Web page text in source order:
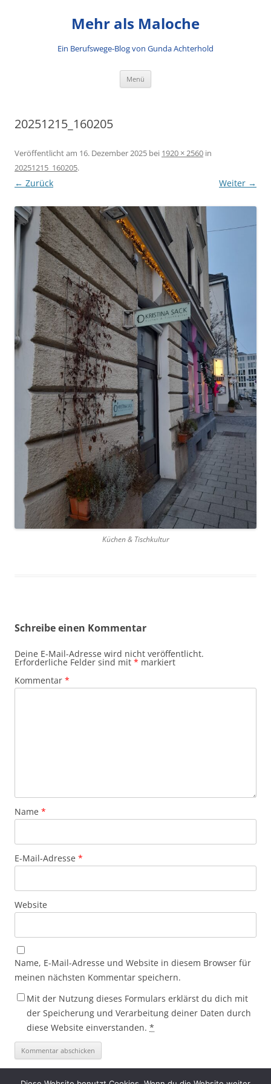
Mehr als Maloche
Ein Berufswege-Blog von Gunda Achterhold
Menü
20251215_160205
Veröffentlicht am 16. Dezember 2025 bei 1920 × 2560 in
20251215_160205.
← Zurück Weiter →
Küchen & Tischkultur
Schreibe einen Kommentar
Deine E-Mail-Adresse wird nicht veröffentlicht.
Erforderliche Felder sind mit * markiert
Kommentar *
Name *
E-Mail-Adresse *
Website
Name, E-Mail-Adresse und Website in diesem Browser für
meinen nächsten Kommentar speichern.
Mit der Nutzung dieses Formulars erklärst du dich mit
der Speicherung und Verarbeitung deiner Daten durch
diese Website einverstanden. *